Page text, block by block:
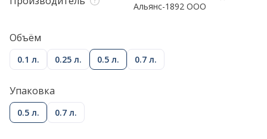
Альянс-1892 ООО
Объём
0.1 л. 0.25 л. 0.5 л. 0.7 л.
Упаковка
0.5 л. 0.7 л.